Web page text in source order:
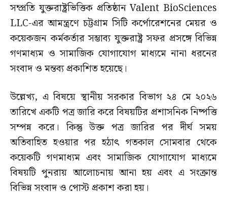
সম্প্রতি যুক্তরাষ্ট্রভিত্তিক প্রতিষ্ঠান Valent BioSciences
LLC-এর আমন্ত্রণে চট্টগ্রাম সিটি কর্পোরেশনের মেয়র ও
কয়েকজন কর্মকর্তার সম্ভাব্য যুক্তরাষ্ট্র সফর প্রসঙ্গে বিভিন্ন
গণমাধ্যম ও সামাজিক যোগাযোগ মাধ্যমে নানা ধরনের
সংবাদ ও মন্তব্য প্রকাশিত হয়েছে।
উল্লেখ্য, এ বিষয়ে স্থানীয় সরকার বিভাগ ২৪ মে ২০২৬
তারিখে একটি পত্র জারি করে বিষয়টির প্রশাসনিক নিষ্পত্তি
সম্পন্ন করে। কিন্তু উক্ত পত্র জারির পর দীর্ঘ সময়
অতিবাহিত হওয়ার পর হঠাৎ গতকাল সোমবার থেকে
কয়েকটি গণমাধ্যম এবং সামাজিক যোগাযোগ মাধ্যমে
বিষয়টি পুনরায় আলোচনায় আনা হয় এবং এ সংক্রান্ত
বিভিন্ন সংবাদ ও পোস্ট প্রকাশ করা হয়।